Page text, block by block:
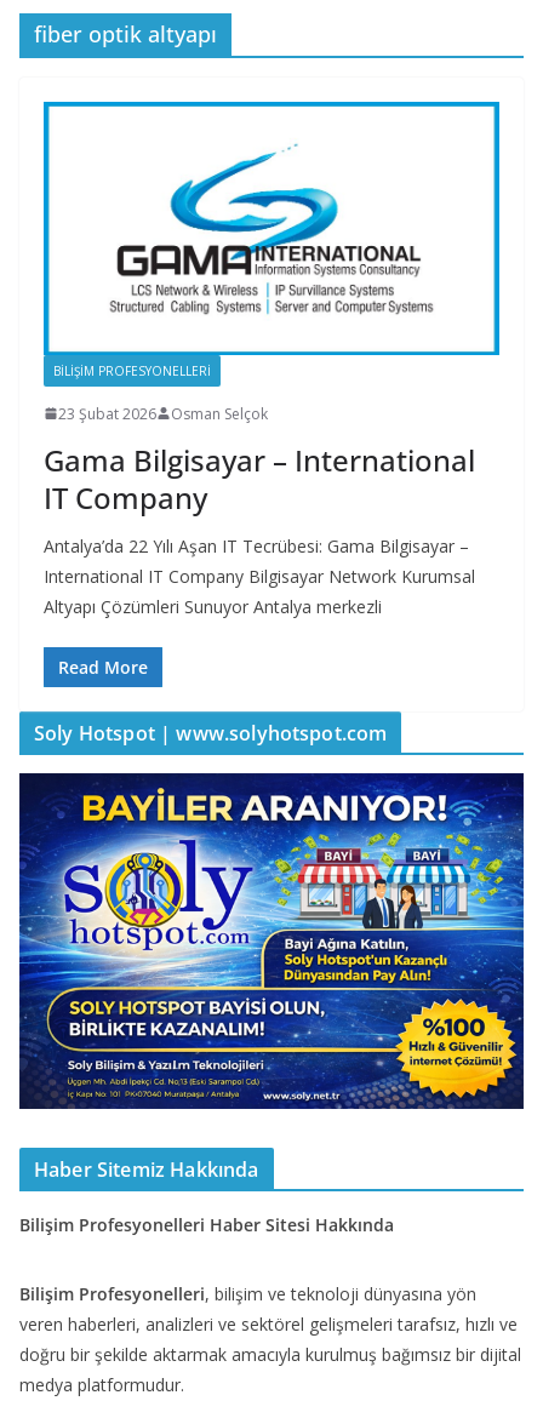
fiber optik altyapı
BILIŞIM PROFESYONELLERI
23 Şubat 2026 Osman Selçok
Gama Bilgisayar – International
IT Company
Antalya’da 22 Yılı Aşan IT Tecrübesi: Gama Bilgisayar –
International IT Company Bilgisayar Network Kurumsal
Altyapı Çözümleri Sunuyor Antalya merkezli
Read More
Soly Hotspot | www.solyhotspot.com
Haber Sitemiz Hakkında
Bilişim Profesyonelleri Haber Sitesi Hakkında
Bilişim Profesyonelleri, bilişim ve teknoloji dünyasına yön
veren haberleri, analizleri ve sektörel gelişmeleri tarafsız, hızlı ve
doğru bir şekilde aktarmak amacıyla kurulmuş bağımsız bir dijital
medya platformudur.